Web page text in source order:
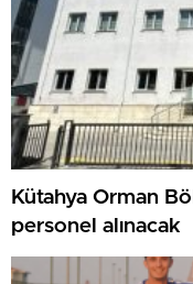
Kütahya Orman
personel alınacak